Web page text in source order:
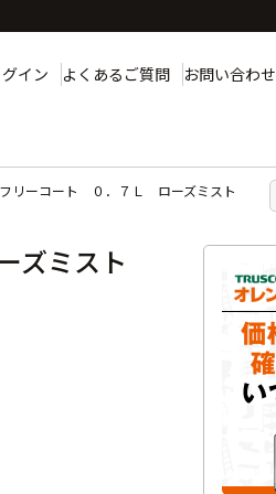
イン よくあるご質問 お問い合わせ
リーコート ０．７Ｌ ローズミスト
ズミスト